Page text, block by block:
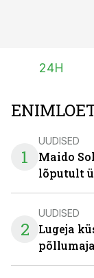
on suurim
24H
1
UUDISED
Maido
lõputult
2
UUDISED
Lugeja